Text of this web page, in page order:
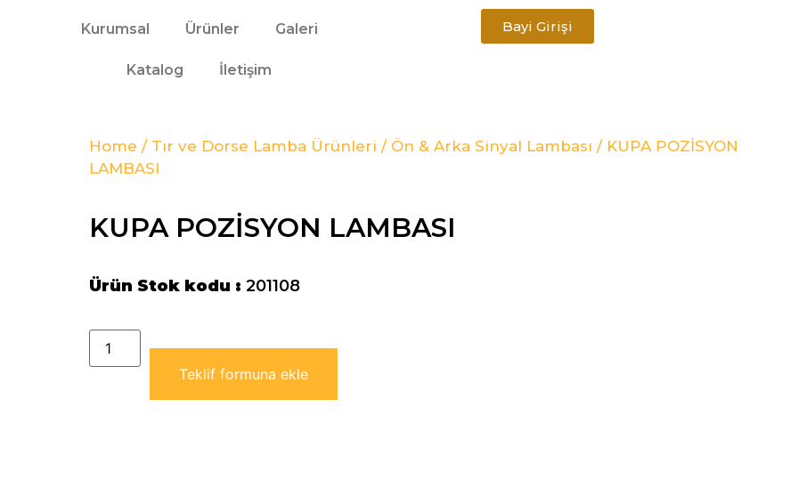
Kurumsal Ürünler Galeri
Katalog İletişim
Bayi Girişi
Home / Tır ve Dorse Lamba Ürünleri / Ön & Arka Sinyal Lambası / KUPA POZİSYON
LAMBASI
KUPA POZİSYON LAMBASI
Ürün Stok kodu : 201108
Teklif formuna ekle